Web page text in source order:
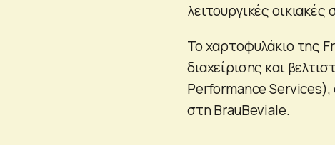
λειτουργικές
Το χαρτοφυλάκιο της
διαχείρισης και
Performance
στη BrauBeviale.